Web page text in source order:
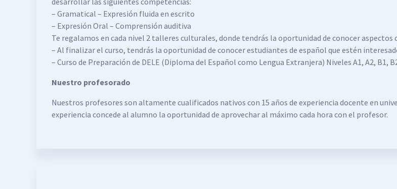
– Gramatical – Expresión fluida en escrito
– Expresión Oral – Comprensión auditiva
Te regalamos en cada nivel 2 talleres culturales, donde tendrás la oportunidad de conocer
– Al finalizar el curso, tendrás la oportunidad de conocer estudiantes de español que estén
– Curso de Preparación de DELE (Diploma del Español como Lengua Extranjera) Niveles A1, A2, B1,
Nuestro profesorado
Nuestros profesores son altamente cualificados nativos con 15 años de experiencia docente en
experiencia concede al alumno la oportunidad de aprovechar al máximo cada hora con el profesor.